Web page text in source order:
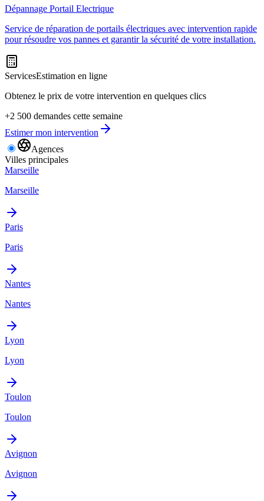
Dépannage Portail Electrique
Service de réparation de portails électriques avec intervention rapide
pour résoudre vos pannes et garantir la sécurité de votre installation.
ServicesEstimation en ligne
Obtenez le prix de votre intervention en quelques clics
+2 500 demandes cette semaine
Estimer mon intervention
Agences
Villes principales
Marseille
Marseille
Paris
Paris
Nantes
Nantes
Lyon
Lyon
Toulon
Toulon
Avignon
Avignon